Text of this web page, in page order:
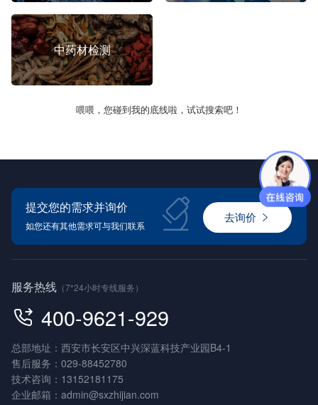
中药材检测
喂喂，您碰到我的底线啦，试试搜索吧！
提交您的需求并询价
如您还有其他需求可与我们联系
去询价
服务热线 （7*24小时专线服务）
400-9621-929
总部地址：西安市长安区中兴深蓝科技产业园B4-1
售后服务： 029-88452780
技术咨询： 13152181175
企业邮箱： admin@sxzhijian.com